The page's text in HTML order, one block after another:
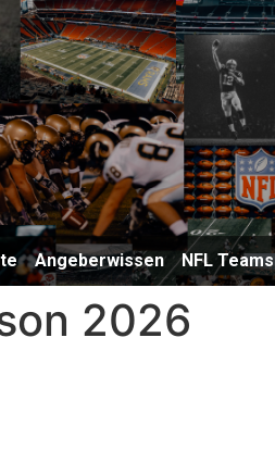
Angeberwissen NFL Teams
2026